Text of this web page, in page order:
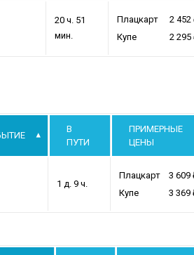
20 ч. 51
мин.
Плацкарт
2 452
Купе
2 295
В
ПУТИ
ПРИМЕРНЫЕ
ЦЕНЫ
1 д. 9 ч.
Плацкарт
3 609
Купе
3 369